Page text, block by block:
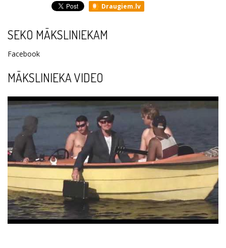
Draugiem.lv
SEKO MĀKSLINIEKAM
Facebook
MĀKSLINIEKA VIDEO